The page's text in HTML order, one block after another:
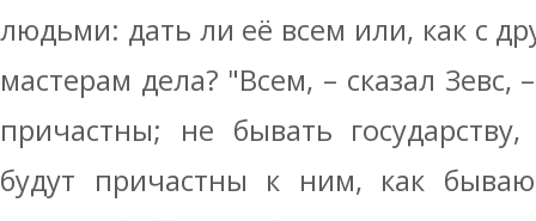
людьми: дать ли её всем или, как с
мастерам дела? "Всем, – сказал Зевс,
причастны; не бывать
будут причастны к ним, как